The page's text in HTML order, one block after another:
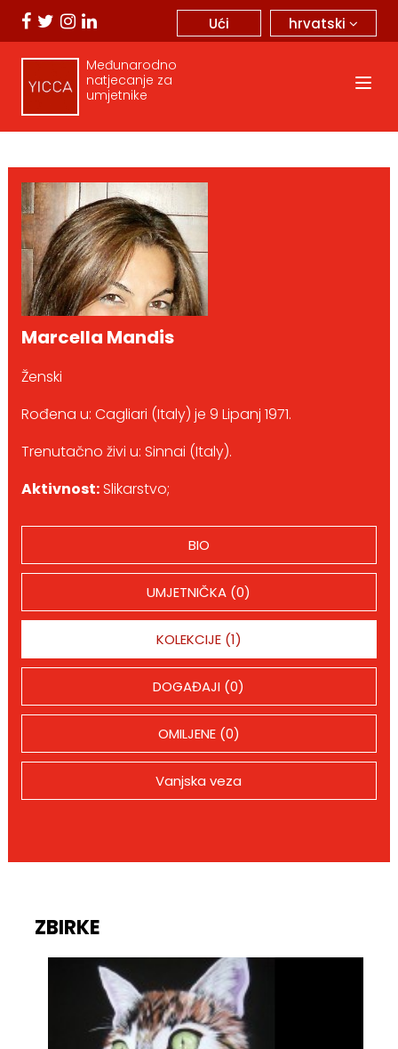
hrvatski
Ući
Međunarodno
natjecanje za
umjetnike
Marcella Mandis
Ženski
Rođena u: Cagliari (Italy) je 9 Lipanj 1971.
Trenutačno živi u: Sinnai (Italy).
Aktivnost:Slikarstvo;
BIO
UMJETNIČKA (0)
KOLEKCIJE (1)
DOGAĐAJI (0)
OMILJENE (0)
Vanjska veza
ZBIRKE